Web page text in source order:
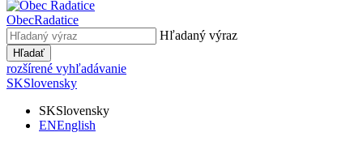
ObecRadatice
Hľadaný výraz
Hľadať
rozšírené vyhľadávanie
SKSlovensky
SKSlovensky
ENEnglish